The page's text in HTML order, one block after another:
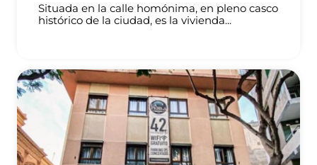
Situada en la calle homónima, en pleno casco
histórico de la ciudad, es la vivienda...